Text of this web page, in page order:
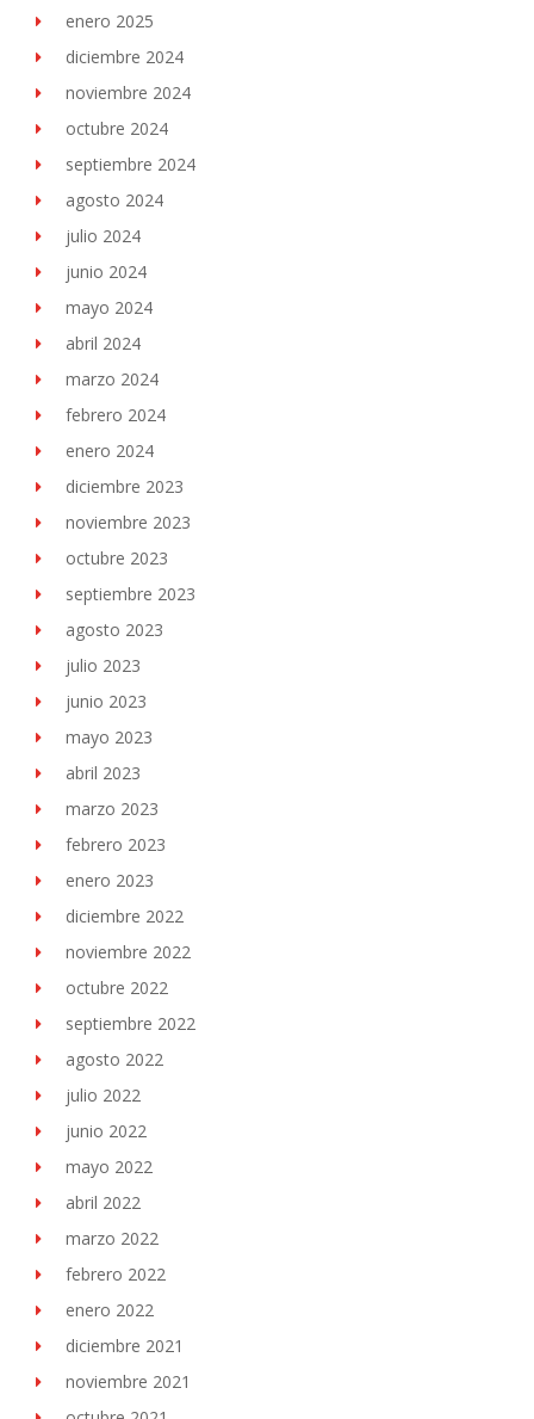
enero 2025
diciembre 2024
noviembre 2024
octubre 2024
septiembre 2024
agosto 2024
julio 2024
junio 2024
mayo 2024
abril 2024
marzo 2024
febrero 2024
enero 2024
diciembre 2023
noviembre 2023
octubre 2023
septiembre 2023
agosto 2023
julio 2023
junio 2023
mayo 2023
abril 2023
marzo 2023
febrero 2023
enero 2023
diciembre 2022
noviembre 2022
octubre 2022
septiembre 2022
agosto 2022
julio 2022
junio 2022
mayo 2022
abril 2022
marzo 2022
febrero 2022
enero 2022
diciembre 2021
noviembre 2021